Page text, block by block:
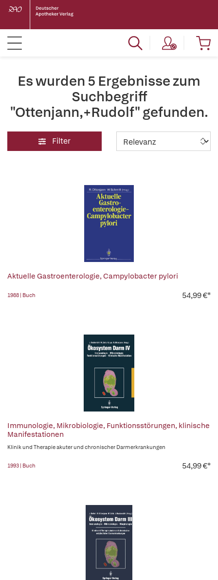
Es wurden 5 Ergebnisse zum
Suchbegriff
"Ottenjann,+Rudolf" gefunden.
Filter
Aktuelle Gastroenterologie, Campylobacter pylori
1988 | Buch 54,99 €*
Immunologie, Mikrobiologie, Funktionsstörungen, klinische
Manifestationen
Klinik und Therapie akuter und chronischer Darmerkrankungen
1993 | Buch 54,99 €*